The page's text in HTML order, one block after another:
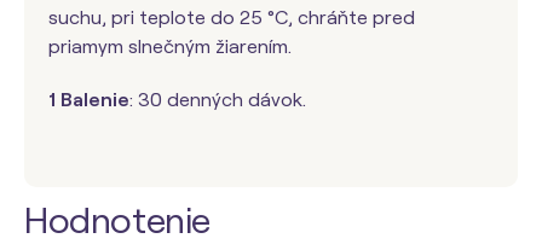
suchu, pri teplote do 25 °C, chráňte pred
priamym slnečným žiarením.
1 Balenie: 30 denných dávok.
Hodnotenie